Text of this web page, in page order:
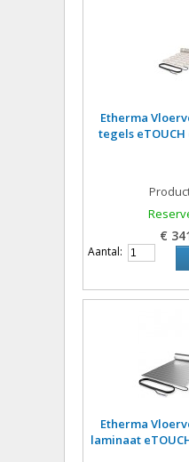
Etherma
tegels eTOUCH
€
Aantal:
Etherma
laminaat